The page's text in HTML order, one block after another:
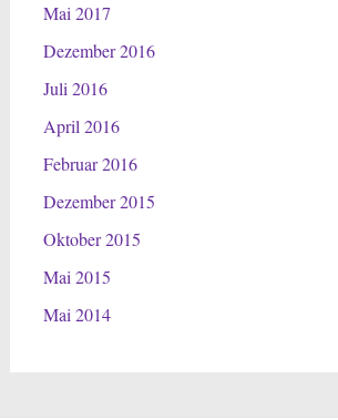
Mai 2017
Dezember 2016
Juli 2016
April 2016
Februar 2016
Dezember 2015
Oktober 2015
Mai 2015
Mai 2014